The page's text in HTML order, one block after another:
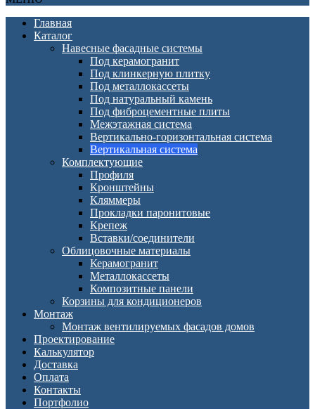
Главная
Каталог
Навесные фасадные системы
Под керамогранит
Под клинкерную плитку
Под металлокассеты
Под натуральный камень
Под фиброцементные плиты
Межэтажная система
Вертикально-горизонтальная система
Вертикальная система
Комплектующие
Профиля
Кронштейны
Кляммеры
Прокладки паронитовые
Крепеж
Вставки/соединители
Облицовочные материалы
Керамогранит
Металлокассеты
Композитные панели
Корзины для кондиционеров
Монтаж
Монтаж вентилируемых фасадов домов
Проектирование
Калькулятор
Доставка
Оплата
Контакты
Портфолио